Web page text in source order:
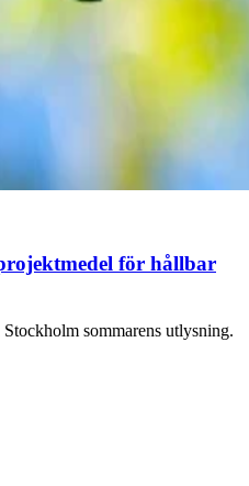
för hållbar
sommarens utlysning.